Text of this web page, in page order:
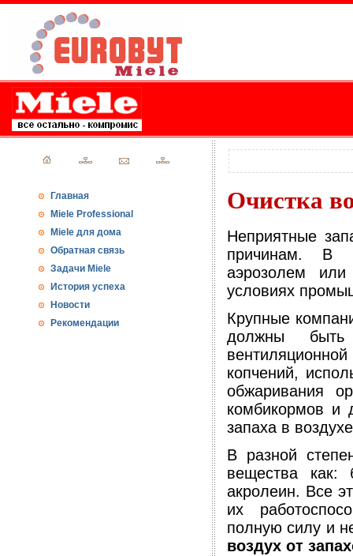
Главная
Miele Professional
Miele для дома
Обратная связь
Задачи Miele
История успеха
Новости
Рекомендации
Очистка
Неприятные
причинам. В
аэрозолем
условиях
Крупные
должны
копчений,
обжаривания
комбикормов и
запаха в
В разной
вещества как:
акролеин. Все
их
полную силу и
воздух от